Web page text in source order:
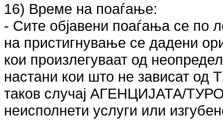
16) Време на поаѓање:
- Сите објавени поаѓања се по
на пристигнување се дадени
кои произлегуваат од
настани кои што не зависат
таков случај АГЕНЦИЈАТА/
неисполнети услуги или